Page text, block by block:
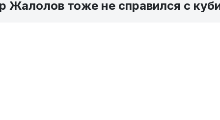
Жалолов тоже не справился с